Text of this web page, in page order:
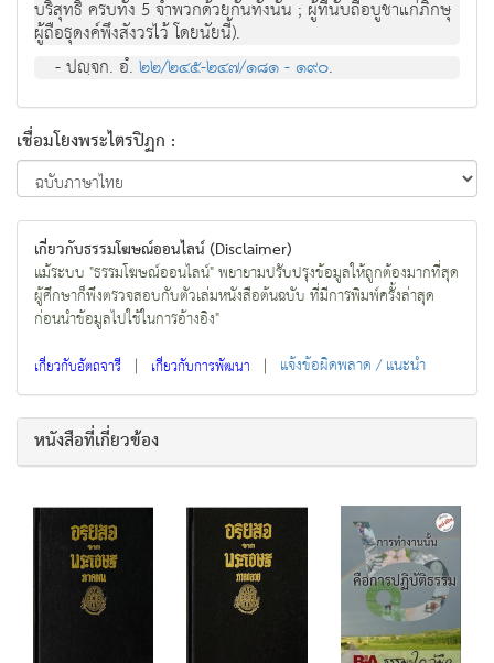
บริสุทธิ์ ครบทั้ง 5 จำพวกด้วยกันทั้งนั้น ; ผู้ที่นับถือบูชาแก่ภิกษุ
ผู้ถือธุดงค์พึงสังวรไว้ โดยนัยนี้).
- ปญฺจก. อํ.๒๒/๒๔๕-๒๔๗/๑๘๑ - ๑๙๐.
เชื่อมโยงพระไตรปิฏก :
เกี่ยวกับธรรมโฆษณ์ออนไลน์ (Disclaimer)
แม้ระบบ "ธรรมโฆษณ์ออนไลน์" พยายามปรับปรุงข้อมูลให้ถูกต้องมากที่สุด
ผู้ศึกษาก็พึงตรวจสอบกับตัวเล่มหนังสือต้นฉบับ ที่มีการพิมพ์ครั้งล่าสุด
ก่อนนำข้อมูลไปใช้ในการอ้างอิง"
เกี่ยวกับอัตถจารี | เกี่ยวกับการพัฒนา | แจ้งข้อผิดพลาด / แนะนำ
หนังสือที่เกี่ยวข้อง